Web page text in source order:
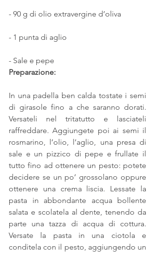
- 90 g di olio extravergine d’oliva
- 1 punta di aglio
- Sale e pepe
Preparazione:
In una padella ben calda tostate i semi
di girasole fino a che saranno dorati.
Versateli nel tritatutto e lasciateli
raffreddare. Aggiungete poi ai semi il
rosmarino, l’olio, l’aglio, una presa di
sale e un pizzico di pepe e frullate il
tutto fino ad ottenere un pesto: potete
decidere se un po’ grossolano oppure
ottenere una crema liscia. Lessate la
pasta in abbondante acqua bollente
salata e scolatela al dente, tenendo da
parte una tazza di acqua di cottura.
Versate la pasta in una ciotola e
conditela con il pesto, aggiungendo un